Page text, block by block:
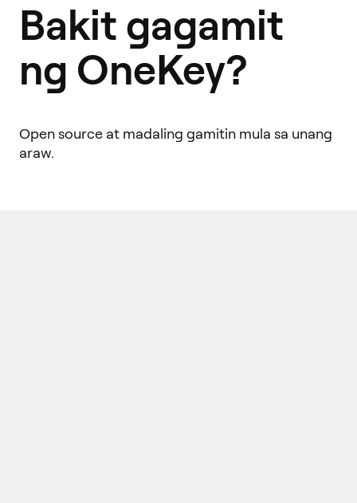
Bakit gagamit
ng OneKey?
Open source at madaling gamitin mula sa unang
araw.